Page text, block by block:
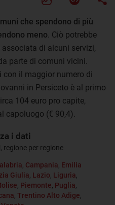
che spendono di più
meno . Ciò potrebbe
di alcuni servizi,
parte di comuni vicini.
con il maggior numero di
in Persiceto è al primo
104 euro pro capite,
capoluogo (€ 90,4).
i dati
regione per regione
Campania Emilia
Giulia Lazio Liguria
Piemonte Puglia
Trentino Alto Adige